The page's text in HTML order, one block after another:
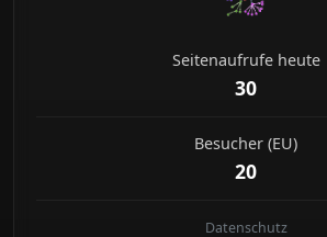
Seitenaufrufe heute
30
Besucher (EU)
20
Datenschutz